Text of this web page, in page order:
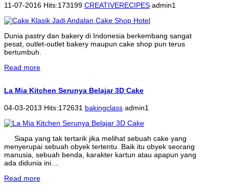
11-07-2016 Hits:173199 CREATIVERECIPES admin1
Dunia pastry dan bakery di Indonesia berkembang sangat
pesat, outlet-outlet bakery maupun cake shop pun terus
bertumbuh.
Read more
La Mia Kitchen Serunya Belajar 3D Cake
04-03-2013 Hits:172631 bakingclass admin1
Siapa yang tak tertarik jika melihat sebuah cake yang
menyerupai sebuah obyek tertentu. Baik itu obyek seorang
manusia, sebuah benda, karakter kartun atau apapun yang
ada didunia ini....
Read more